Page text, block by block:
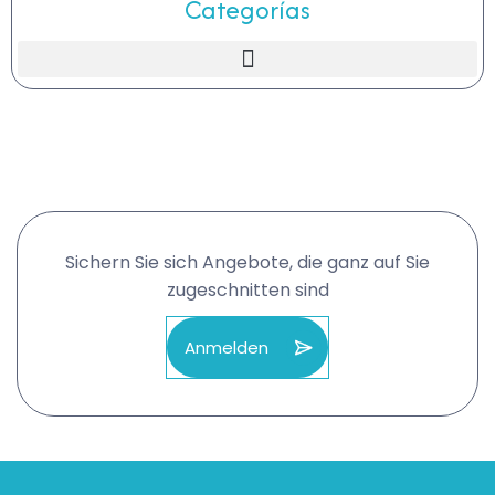
Categorías
Sichern Sie sich Angebote, die ganz auf Sie
zugeschnitten sind
Anmelden